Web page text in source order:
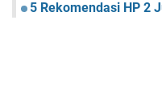
5 Rekomendasi HP 2